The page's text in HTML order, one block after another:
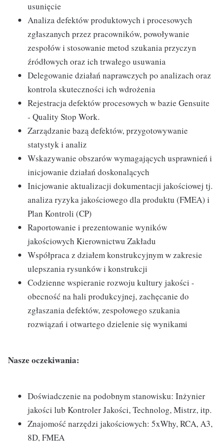
usunięcie
Analiza defektów produktowych i procesowych
zgłaszanych przez pracowników, powoływanie
zespołów i stosowanie metod szukania przyczyn
źródłowych oraz ich trwałego usuwania
Delegowanie działań naprawczych po analizach oraz
kontrola skuteczności ich wdrożenia
Rejestracja defektów procesowych w bazie Gensuite
- Quality Stop Work.
Zarządzanie bazą defektów, przygotowywanie
statystyk i analiz
Wskazywanie obszarów wymagających usprawnień i
inicjowanie działań doskonalących
Inicjowanie aktualizacji dokumentacji jakościowej tj.
analiza ryzyka jakościowego dla produktu (FMEA) i
Plan Kontroli (CP)
Raportowanie i prezentowanie wyników
jakościowych Kierownictwu Zakładu
Współpraca z działem konstrukcyjnym w zakresie
ulepszania rysunków i konstrukcji
Codzienne wspieranie rozwoju kultury jakości -
obecność na hali produkcyjnej, zachęcanie do
zgłaszania defektów, zespołowego szukania
rozwiązań i otwartego dzielenie się wynikami
Nasze oczekiwania:
Doświadczenie na podobnym stanowisku: Inżynier
jakości lub Kontroler Jakości, Technolog, Mistrz, itp.
Znajomość narzędzi jakościowych: 5xWhy, RCA, A3,
8D, FMEA